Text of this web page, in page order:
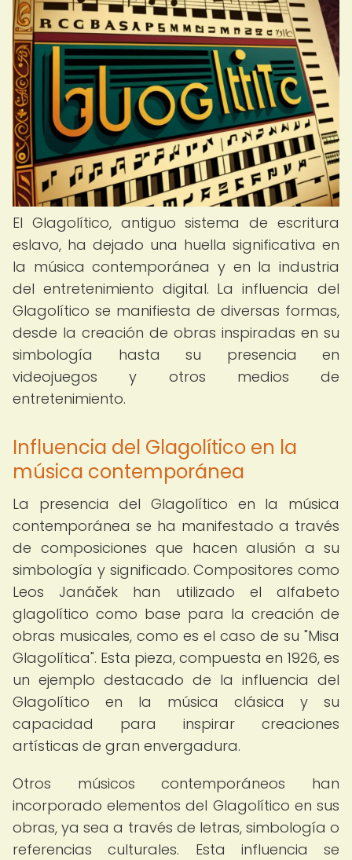
El Glagolítico, antiguo sistema de escritura
eslavo, ha dejado una huella significativa en
la música contemporánea y en la industria
del entretenimiento digital. La influencia del
Glagolítico se manifiesta de diversas formas,
desde la creación de obras inspiradas en su
simbología hasta su presencia en
videojuegos y otros medios de
entretenimiento.
Influencia del Glagolítico en la
música contemporánea
La presencia del Glagolítico en la música
contemporánea se ha manifestado a través
de composiciones que hacen alusión a su
simbología y significado. Compositores como
Leos Janáček han utilizado el alfabeto
glagolítico como base para la creación de
obras musicales, como es el caso de su "Misa
Glagolítica". Esta pieza, compuesta en 1926, es
un ejemplo destacado de la influencia del
Glagolítico en la música clásica y su
capacidad para inspirar creaciones
artísticas de gran envergadura.
Otros músicos contemporáneos han
incorporado elementos del Glagolítico en sus
obras, ya sea a través de letras, simbología o
referencias culturales. Esta influencia se